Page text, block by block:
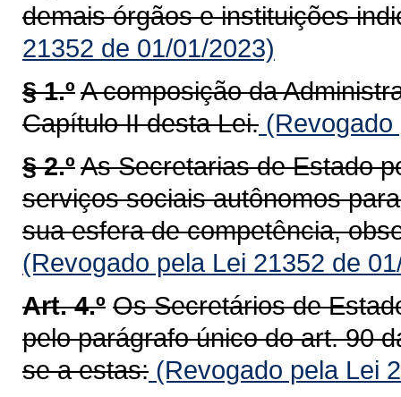
demais órgãos e instituições
21352 de 01/01/2023)
§ 1.ºA composição da
Capítulo II desta Lei. (Revogado
§ 2.ºAs Secretarias de Estado
serviços sociais autônomos
sua esfera de competência,
(Revogado pela Lei 21352 de
Art. 4.º Os Secretários de
pelo parágrafo único do art. 90
se a estas: (Revogado pela Lei